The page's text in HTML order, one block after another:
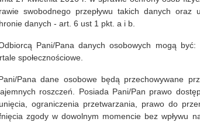
swobodnego przepływu takich danych
danych - art. 6 ust 1 pkt. a i b.
Pani/Pana danych osobowych mogą
społecznościowe.
Pana dane osobowe będą przechowywane
roszczeń. Posiada Pani/Pan prawo
ograniczenia przetwarzania, prawo do
zgody w dowolnym momencie bez wpływu